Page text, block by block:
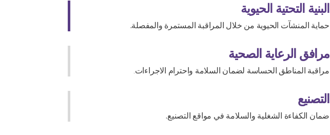
البنية التحتية الحيوية
حماية المنشآت الحيوية من خلال المراقبة المستمرة والمفصلة.
مرافق الرعاية الصحية
مراقبة المناطق الحساسة لضمان السلامة واحترام الاجراءات.
التصنيع
ضمان الكفاءة الشغلية والسلامة في مواقع التصنيع.